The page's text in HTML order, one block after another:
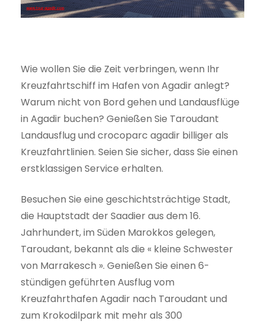
Wie wollen Sie die Zeit verbringen, wenn Ihr
Kreuzfahrtschiff im Hafen von Agadir anlegt?
Warum nicht von Bord gehen und Landausflüge
in Agadir buchen? Genießen Sie Taroudant
Landausflug und crocoparc agadir billiger als
Kreuzfahrtlinien. Seien Sie sicher, dass Sie einen
erstklassigen Service erhalten.
Besuchen Sie eine geschichtsträchtige Stadt,
die Hauptstadt der Saadier aus dem 16.
Jahrhundert, im Süden Marokkos gelegen,
Taroudant, bekannt als die « kleine Schwester
von Marrakesch ». Genießen Sie einen 6-
stündigen geführten Ausflug vom
Kreuzfahrthafen Agadir nach Taroudant und
zum Krokodilpark mit mehr als 300